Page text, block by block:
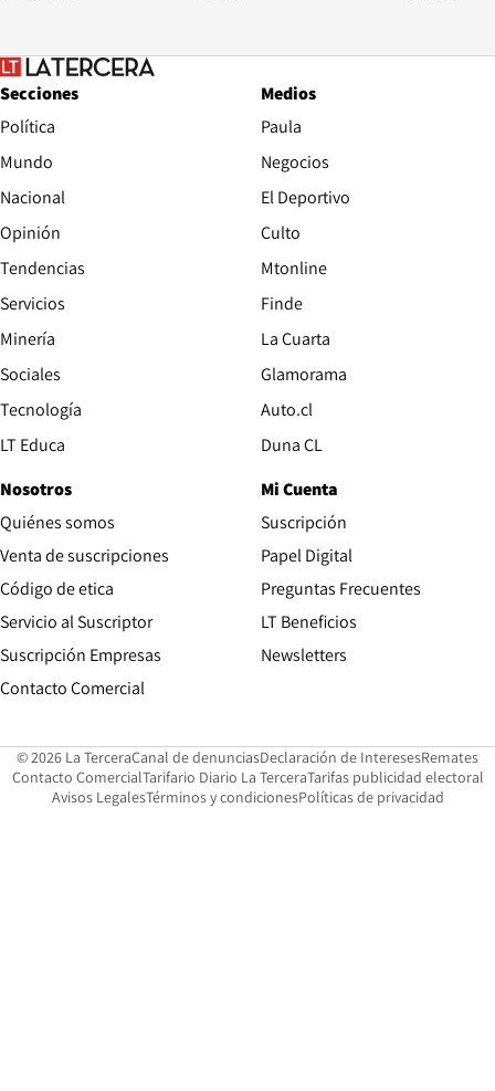
Secciones
Política
Mundo
Nacional
Opinión
Tendencias
Servicios
Minería
Sociales
Tecnología
LT Educa
Medios
Paula
Negocios
El Deportivo
Culto
Mtonline
Finde
La Cuarta
Glamorama
Auto.clOpens in new window
Duna CLOpens in new window
Nosotros
Quiénes somos
Venta de suscripciones
Código de etica Opens in new window
Servicio al Suscriptor
Suscripción Empresas
Contacto ComercialOpens in new window
Mi Cuenta
Suscripción
Papel DigitalOpens in new
Preguntas Frecuentes
LT Beneficios
Newsletters
© 2026 La TerceraCanal de denunciasOpens in new window
Declaración de InteresesOpens in
Remates
Contacto ComercialOpens in new window
Tarifario Diario La TerceraOpens in new window
Tarifas publicidad electoral
Avisos LegalesOpens in new window
Términos y condicionesPolíticas de privacidad